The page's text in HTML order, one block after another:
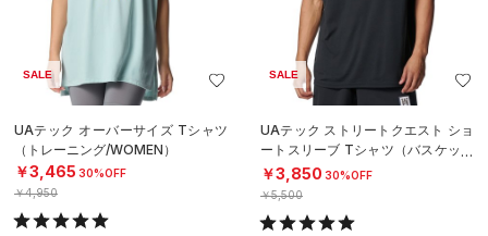
SALE
UAテック オーバーサイズ Tシャツ
（トレーニング/WOMEN）
￥3,465 30%OFF
￥4,950
SALE
UAテック ストリートクエスト ショ
ートスリーブ Tシャツ（バスケット
ボール/MEN）
￥3,850 30%OFF
￥5,500